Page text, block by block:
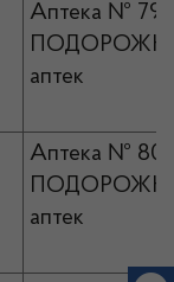
Аптека № 79
аптек
Аптека № 80
аптек